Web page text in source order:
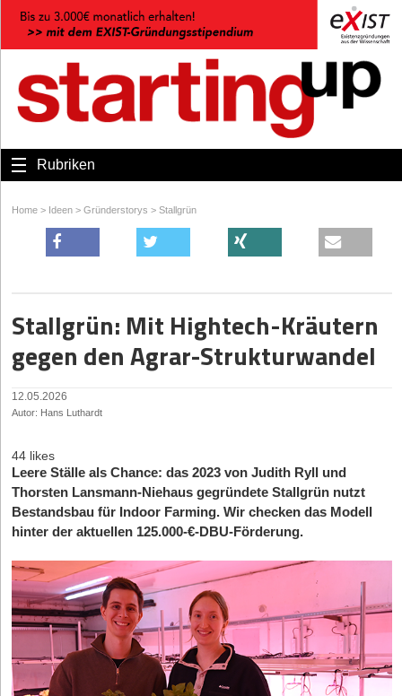
Rubriken
Home > Ideen > Gründerstorys > Stallgrün
Stallgrün: Mit Hightech-Kräutern
gegen den Agrar-Strukturwandel
12.05.2026
Autor: Hans Luthardt
44 likes
Leere Ställe als Chance: das 2023 von Judith Ryll und
Thorsten Lansmann-Niehaus gegründete Stallgrün nutzt
Bestandsbau für Indoor Farming. Wir checken das Modell
hinter der aktuellen 125.000-€-DBU-Förderung.